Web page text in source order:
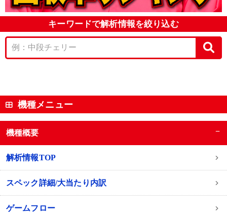
キーワードで解析情報を絞り込む
機種メニュー
機種概要 −
解析情報TOP
スペック詳細/大当たり内訳
ゲームフロー